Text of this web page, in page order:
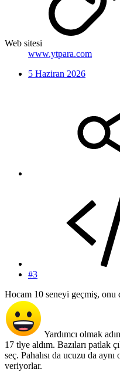
Web sitesi
www.ytpara.com
5 Haziran 2026
#3
Hocam 10 seneyi geçmiş,
Yardımcı olmak
17 tlye aldım. Bazıları patlak
seç. Pahalısı da ucuzu da
veriyorlar.